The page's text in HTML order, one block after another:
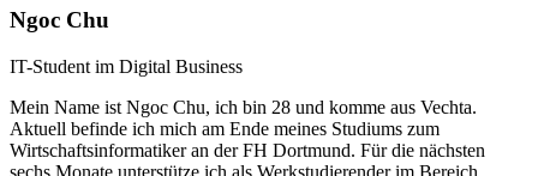
Ngoc Chu
IT-Student im Digital Business
Mein Name ist Ngoc Chu, ich bin 28 und komme aus Vechta.
Aktuell befinde ich mich am Ende meines Studiums zum
Wirtschaftsinformatiker an der FH Dortmund. Für die nächsten
sechs Monate unterstütze ich als Werkstudierender im Bereich